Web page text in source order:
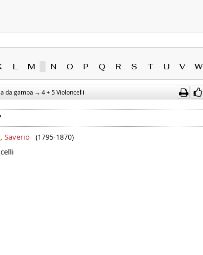
L M N O P Q R S T U V W
da gamba → 4 + 5 Violoncelli
Saverio (1795-1870)